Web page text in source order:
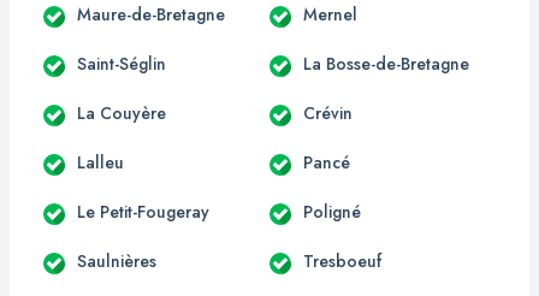
Maure-de-Bretagne Mernel
Saint-Séglin La Bosse-de-Bretagne
La Couyère Crévin
Lalleu Pancé
Le Petit-Fougeray Poligné
Saulnières Tresboeuf